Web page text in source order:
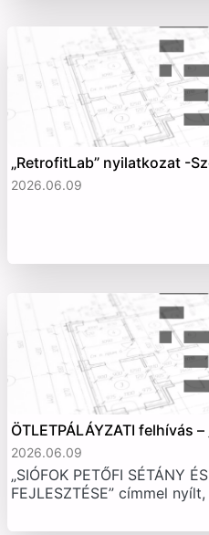
„RetrofitLab” nyilatkozat -
2026.06.09
ÖTLETPÁLÁYZATI felhívás –
2026.06.09
„SIÓFOK PETŐFI SÉTÁNY
FEJLESZTÉSE” címmel